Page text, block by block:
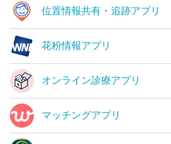
位置情報共有・追跡アプリ
花粉情報アプリ
オンライン診療アプリ
マッチングアプリ